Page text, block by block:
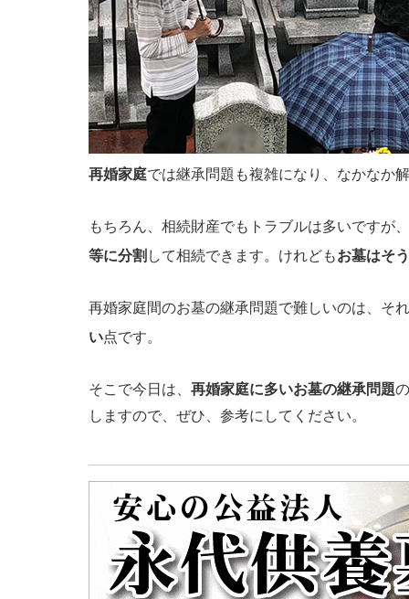
再婚家庭では継承問題も複雑になり、なかなか
もちろん、相続財産でもトラブルは多いですが
等に分割 して相続できます。けれどもお墓はそ
再婚家庭間のお墓の継承問題で難しいのは、そ
い点です。
そこで今日は、 再婚家庭に多いお墓の継承問題
しますので、ぜひ、参考にしてください。